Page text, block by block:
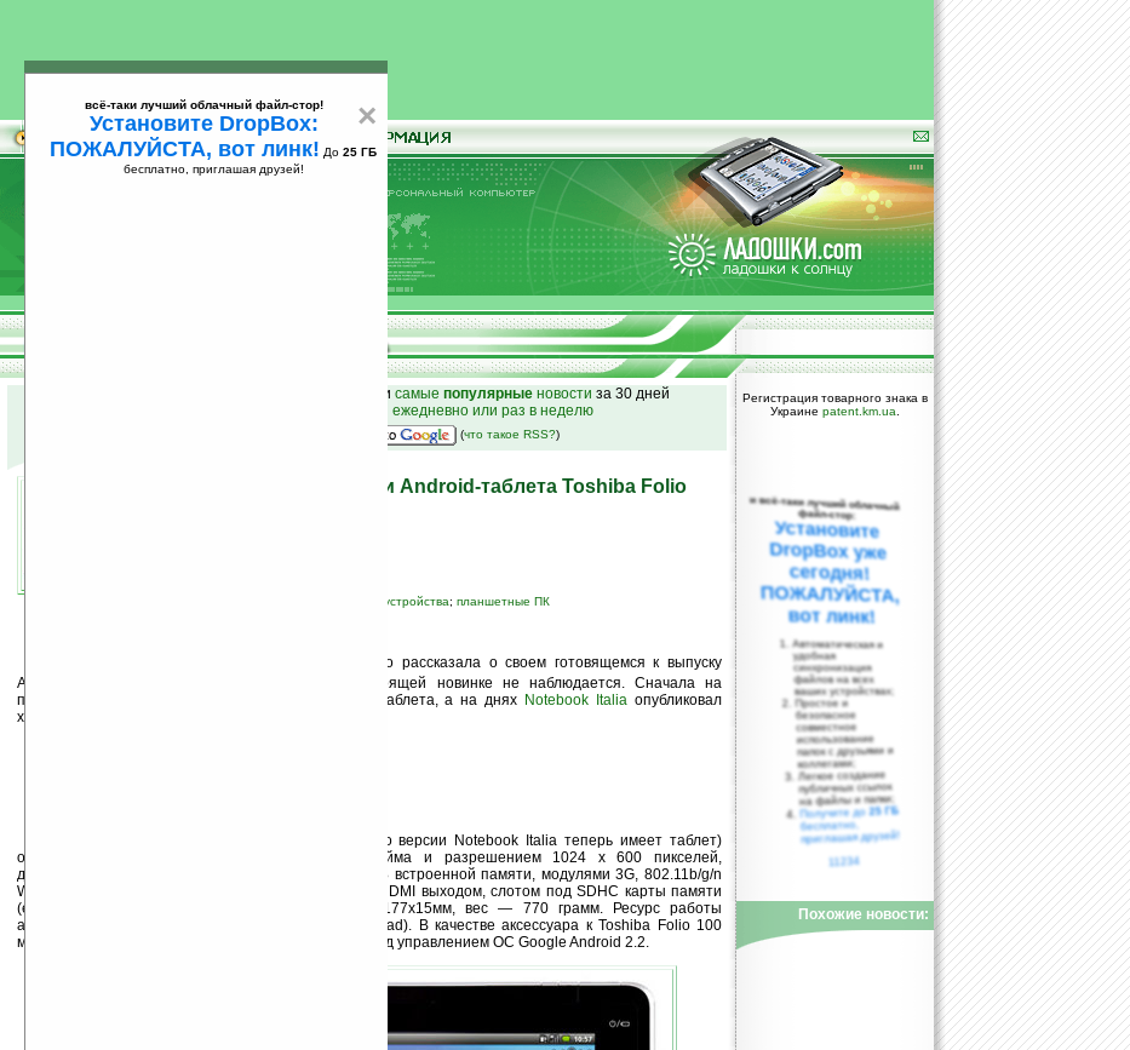
25
и самые популярные новости за 30 дней
на email ежедневно или раз в неделю
(что такое RSS?)
Детальные характеристки Android-таблета Toshiba Folio
новые устройства; планшетные ПК
отя компания Toshiba пока и не так много рассказала о своем готовящемся к выпуску
Android-таблете, дефицит информации о предстоящей новинке не наблюдается. Сначала на
прошлой неделе в сети появились изображения таблета, а на днях Notebook Italia опубликовал
характеристики устройства.
Toshiba Folio 100 (именно такое название по версии Notebook Italia теперь имеет таблет)
оснащен мультитач-дисплеем размером 10.1 дюйма и разрешением 1024 x 600 пикселей,
двухъядерным процессором NVIDIA Tegra 250, 16ГБ встроенной памяти, модулями 3G, 802.11b/g/n
WiFi и Bluetooth, фронтальной камерой на 1,3 Мп, HDMI выходом, слотом под SDHC карты памяти
(емкостью до 32 ГБ). Размеры таблета — 277х177х15мм, вес — 770 грамм. Ресурс работы
аккумулятора — 7 часов (против 10 часов Apple iPad). В качестве аксессуара к Toshiba Folio 100
можно обзавестись док-стацией. Работает таблет под управлением ОС Google Android 2.2.
Регистрация товарного знака в
Украине patent.km.ua
×
всё-таки лучший облачный файл-стор!
Установите DropBox:
ПОЖАЛУЙСТА, вот линк! До 25 ГБ
бесплатно, приглашая друзей!
и всё-таки лучший облачный
файл-стор:
Установите
DropBox уже
сегодня!
ПОЖАЛУЙСТА,
вот линк!
Автоматическая и
удобная
синхронизация
файлов на всех
ваших устройствах;
Простое и
безопасное
совместное
использование
папок с друзьями и
коллегами;
Легкое создание
публичных ссылок
на файлы и папки;
Получите до25 ГБ
бесплатно,
приглашая друзей!
11234
Похожие новости: